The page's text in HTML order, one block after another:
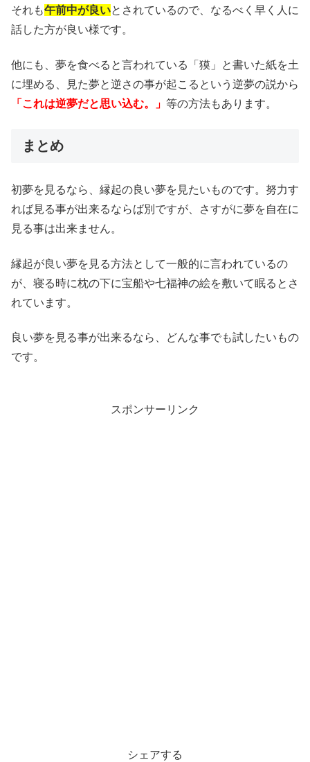
それも午前中が良いとされているので、なるべく早く人に
話した方が良い様です。
他にも、夢を食べると言われている「獏」と書いた紙を土
に埋める、見た夢と逆さの事が起こるという逆夢の説から
「これは逆夢だと思い込む。」 等の方法もあります。
まとめ
初夢を見るなら、縁起の良い夢を見たいものです。努力す
れば見る事が出来るならば別ですが、さすがに夢を自在に
見る事は出来ません。
縁起が良い夢を見る方法として一般的に言われているの
が、寝る時に枕の下に宝船や七福神の絵を敷いて眠るとさ
れています。
良い夢を見る事が出来るなら、どんな事でも試したいもの
です。
スポンサーリンク
シェアする